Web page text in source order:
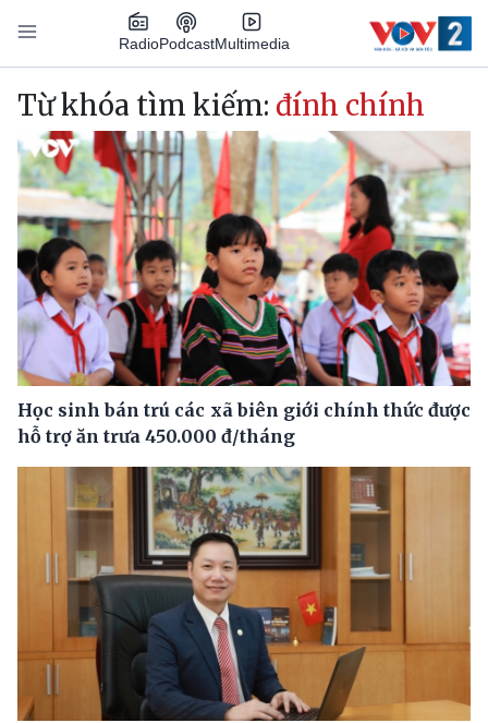
Nhảy đến nội dung
RadioPodcastMultimedia
Main navigation
Từ khóa tìm kiếm: đính chính
Học sinh bán trú các xã biên giới chính thức được
hỗ trợ ăn trưa 450.000 đ/tháng